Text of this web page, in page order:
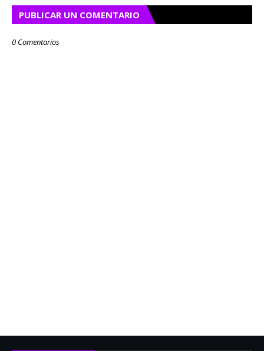
PUBLICAR UN COMENTARIO
0 Comentarios